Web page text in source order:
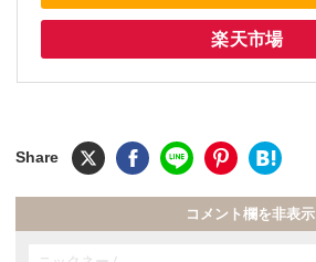
楽天市場
コメント欄を非表示